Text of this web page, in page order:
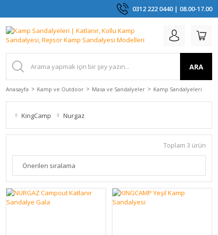
0312 222 0440 | 08.00-17.00
ARA
Anasayfa Kamp ve Outdoor Masa ve Sandalyeler Kamp Sandalyeleri
KingCamp Nurgaz
Toplam 3 ürün